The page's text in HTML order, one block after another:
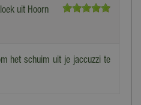
uit Hoorn
het schuim uit je jaccuzzi te